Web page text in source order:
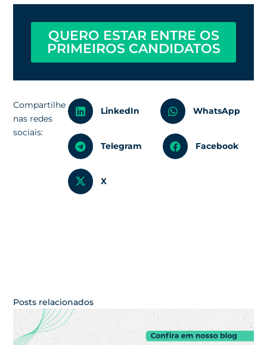
QUERO ESTAR ENTRE OS
PRIMEIROS CANDIDATOS
Compartilhe
nas redes
sociais:
LinkedIn WhatsApp
Telegram Facebook
X
Posts relacionados